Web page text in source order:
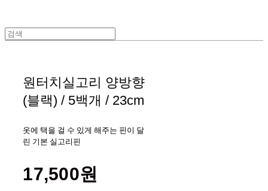
원터치실고리 양방향
(블랙) / 5백개 / 23cm
옷에 택을 걸 수 있게 해주는 핀이 달
린 기본 실고리핀
17,500원